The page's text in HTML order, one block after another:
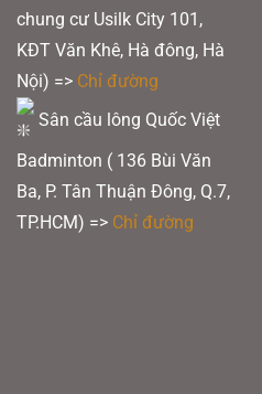
chung cư Usilk City 101,
KĐT Văn Khê, Hà đông, Hà
Nội) => Chỉ đường
Sân cầu lông Quốc Việt
Badminton ( 136 Bùi Văn
Ba, P. Tân Thuận Đông, Q.7,
TP.HCM) => Chỉ đường